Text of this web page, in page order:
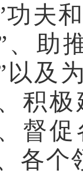
功夫
、助
以及
积
督
各个